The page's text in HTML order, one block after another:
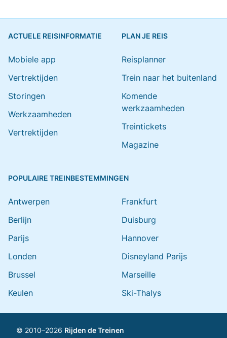
ACTUELE REISINFORMATIE
Mobiele app
Vertrektijden
Storingen
Werkzaamheden
Vertrektijden
PLAN JE REIS
Reisplanner
Trein naar het buitenland
Komende
werkzaamheden
Treintickets
Magazine
POPULAIRE TREINBESTEMMINGEN
Antwerpen
Berlijn
Parijs
Londen
Brussel
Keulen
Frankfurt
Duisburg
Hannover
Disneyland Parijs
Marseille
Ski-Thalys
© 2010–2026 Rijden de Treinen